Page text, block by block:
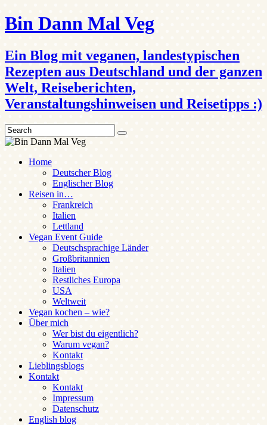
Bin Dann Mal Veg
Ein Blog mit veganen, landestypischen
Rezepten aus Deutschland und der ganzen
Welt, Reiseberichten,
Veranstaltungshinweisen und Reisetipps :)
Search
Home
Deutscher Blog
Englischer Blog
Reisen in…
Frankreich
Italien
Lettland
Vegan Event Guide
Deutschsprachige Länder
Großbritannien
Italien
Restliches Europa
USA
Weltweit
Vegan kochen – wie?
Über mich
Wer bist du eigentlich?
Warum vegan?
Kontakt
Lieblingsblogs
Kontakt
Kontakt
Impressum
Datenschutz
English blog